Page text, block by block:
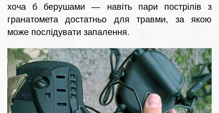
хоча б берушами — навіть пари пострілів з
гранатомета достатньо для травми, за якою
може послідувати запалення.